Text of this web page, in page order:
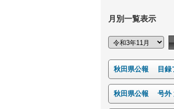
月別一覧表示
秋田県公報 目録
秋田県公報 号外